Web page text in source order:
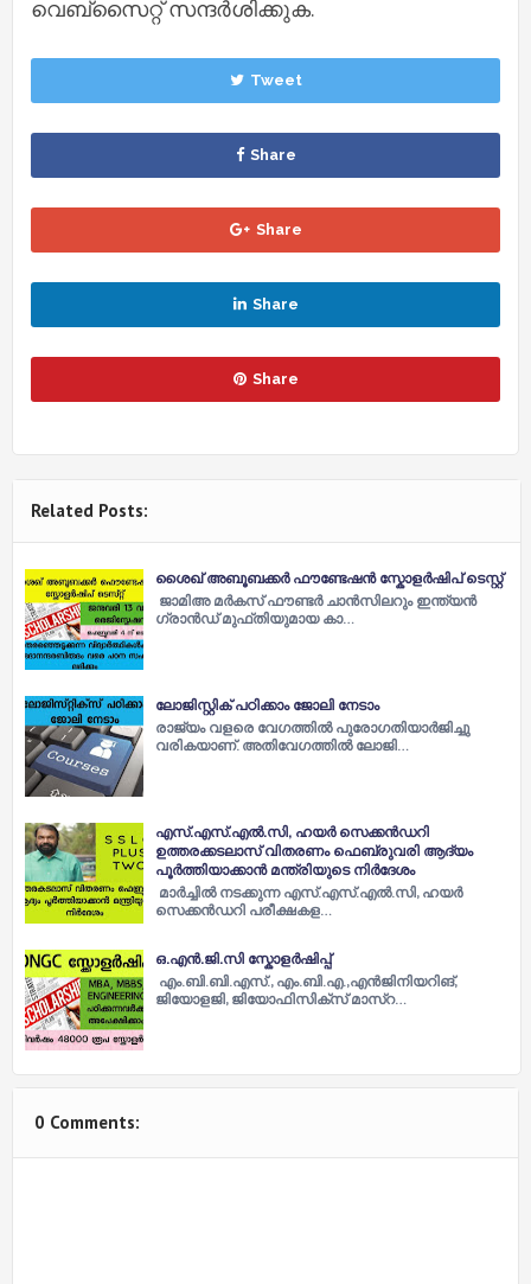
വെബ്സൈറ്റ് സന്ദർശിക്കുക.
Tweet
Share
Share
Share
Share
Related Posts:
ശൈഖ് അബൂബക്കര്‍ ഫൗണ്ടേഷൻ സ്കോളർഷിപ് ടെസ്റ്റ്
ജാമിഅ മര്‍കസ് ഫൗണ്ടര്‍ ചാൻസിലറും ഇന്ത്യൻ
ഗ്രാൻഡ് മുഫ്‌തിയുമായ കാ…
ലോജിസ്റ്റിക് പഠിക്കാം ജോലി നേടാം
രാജ്യം വളരെ വേഗത്തില്‍ പുരോഗതിയാര്‍ജിച്ചു
വരികയാണ്. അതിവേഗത്തില്‍ ലോജി…
എസ്.എസ്.എല്‍.സി, ഹയര്‍ സെക്കൻഡറി
ഉത്തരക്കടലാസ് വിതരണം ഫെബ്രുവരി ആദ്യം
പൂര്‍ത്തിയാക്കാൻ മന്ത്രിയുടെ നിര്‍ദേശം
മാര്‍ച്ചില്‍ നടക്കുന്ന എസ്.എസ്.എല്‍.സി, ഹയര്‍
സെക്കൻഡറി പരീക്ഷകള…
ഒ.എൻ.ജി.സി സ്കോളർഷിപ്പ്
എം.ബി.ബി.എസ്., എം.ബി.എ.,എൻജിനിയറിങ്,
ജിയോളജി, ജിയോഫിസിക്സ് മാസ്റ…
0 Comments: